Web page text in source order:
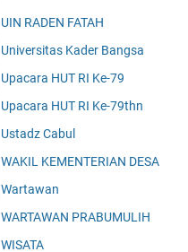
UIN RADEN FATAH
Universitas Kader Bangsa
Upacara HUT RI Ke-79
Upacara HUT RI Ke-79thn
Ustadz Cabul
WAKIL KEMENTERIAN DESA
Wartawan
WARTAWAN PRABUMULIH
WISATA